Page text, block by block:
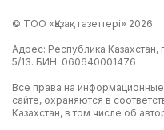
© ТОО «Қазақ газеттері» 2026.
Адрес: Республика Казахстан,
5/13. БИН: 060640001476
Все права на
сайте, охраняются в
Казахстан, в том числе об